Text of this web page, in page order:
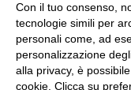
Primi passi
API
E-Book
Blog
Con il tuo consenso,
tecnologie simili per
personali come, ad
personalizzazione
alla privacy, è
cookie. Clicca su